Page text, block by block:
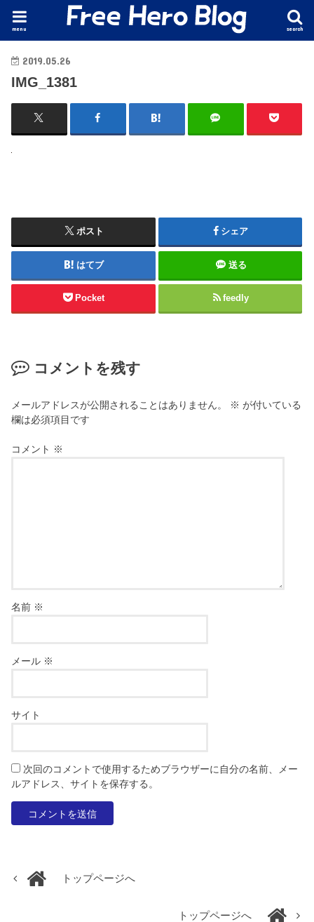
search
menu
2019.05.26
IMG_1381
ポスト シェア
はてブ 送る
Pocket feedly
コメントを残す
メールアドレスが公開されることはありません。 ※ が付いている
欄は必須項目です
コメント ※
名前 ※
メール ※
サイト
次回のコメントで使用するためブラウザーに自分の名前、メー
ルアドレス、サイトを保存する。
トップページへ
トップページへ